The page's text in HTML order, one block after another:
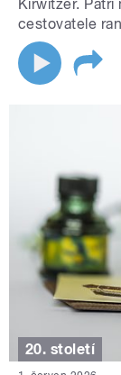
Kirwitzer.
cestovatele
20. století